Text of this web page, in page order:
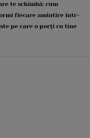
te schimbă: cum
fiecare amintire într-
pe care o porți cu tine